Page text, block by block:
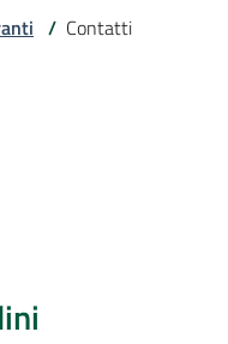
/ Contatti